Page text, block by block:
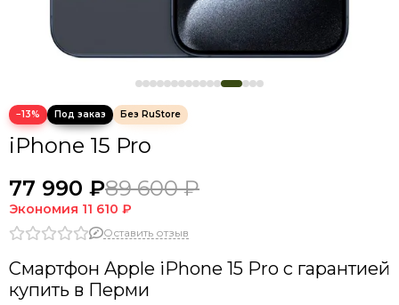
−13%
iPhone 15 Pro
77 990 ₽89 600 ₽
Экономия 11 610 ₽
Оставить отзыв
Смартфон Apple iPhone 15 Pro с гарантией
купить в Перми